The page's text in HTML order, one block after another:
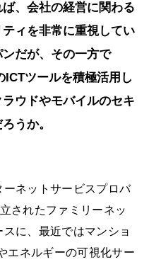
ば、会社の経営に関わる
ィを非常に重視してい
だが、その一方で
ツールを積極活用し
ウドやモバイルのセキ
うか。
ネットサービスプロバ
されたファミリーネッ
に、最近ではマンショ
エネルギーの可視化サー